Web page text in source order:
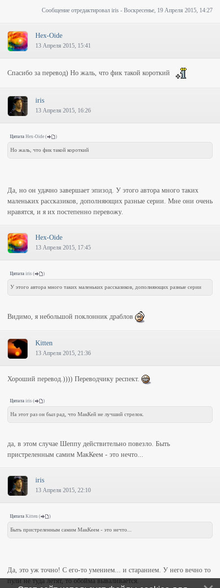
Сообщение отредактировал iris - Воскресенье, 19 Апреля 2015, 14:27
Hex-Oide
13 Апреля 2015, 15:41
Спасибо за перевод) Но жаль, что фик такой короткий
iris
13 Апреля 2015, 16:26
Цитата Hex-Oide ( )
Но жаль, что фик такой короткий
Да, но он удачно завершает эпизод. У этого автора много таких
маленьких рассказиков, дополняющих разные серии. Мне они очень
нравятся, и я их постепенно перевожу.
Hex-Oide
13 Апреля 2015, 17:45
Цитата iris ( )
У этого автора много таких маленьких рассказиков, дополняющих разные серии
Видимо, я небольшой поклонник драблов
Kitten
13 Апреля 2015, 21:36
Хороший перевод.)))) Переводчику респект.
Цитата iris ( )
На этот раз он был рад, что МакКей не лучший стрелок.
да, в этом случае Шеппу действительно повезло. Быть
пристреленным самим МакКеем - это нечто...
iris
13 Апреля 2015, 22:10
Цитата Kitten ( )
Быть пристреленным самим МакКеем - это нечто...
Да, это уж точно! С его-то умением... и старанием. У него вечно то
пули не туда летят, то обойма вываливается.